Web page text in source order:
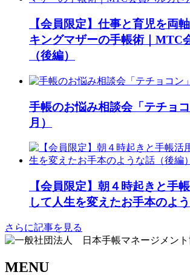
【会員限定】仕事と育児を両
キングマザーの手帳術｜MTC
（後編）
手帳のお悩み相談会「テチョ
月）
【会員限定】朝４時起きと手
して人生を変えたお手本のよう
さらに記事を見る
MENU